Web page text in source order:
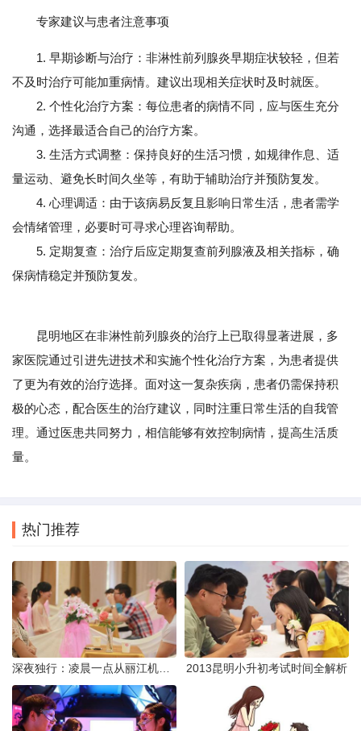
专家建议与患者注意事项
1. 早期诊断与治疗：非淋性前列腺炎早期症状较轻，但若
不及时治疗可能加重病情。建议出现相关症状时及时就医。
2. 个性化治疗方案：每位患者的病情不同，应与医生充分
沟通，选择最适合自己的治疗方案。
3. 生活方式调整：保持良好的生活习惯，如规律作息、适
量运动、避免长时间久坐等，有助于辅助治疗并预防复发。
4. 心理调适：由于该病易反复且影响日常生活，患者需学
会情绪管理，必要时可寻求心理咨询帮助。
5. 定期复查：治疗后应定期复查前列腺液及相关指标，确
保病情稳定并预防复发。
昆明地区在非淋性前列腺炎的治疗上已取得显著进展，多
家医院通过引进先进技术和实施个性化治疗方案，为患者提供
了更为有效的治疗选择。面对这一复杂疾病，患者仍需保持积
极的心态，配合医生的治疗建议，同时注重日常生活的自我管
理。通过医患共同努力，相信能够有效控制病情，提高生活质
量。
热门推荐
2013昆明小升初考试时间全解析